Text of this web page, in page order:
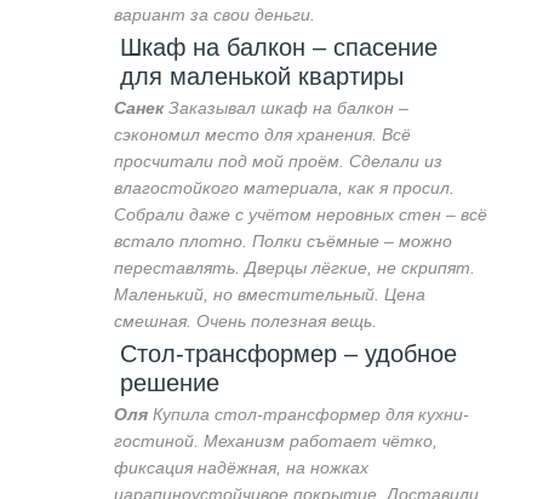
вариант за свои деньги.
Шкаф на балкон – спасение
для маленькой квартиры
Санек Заказывал шкаф на балкон –
сэкономил место для хранения. Всё
просчитали под мой проём. Сделали из
влагостойкого материала, как я просил.
Собрали даже с учётом неровных стен – всё
встало плотно. Полки съёмные – можно
переставлять. Дверцы лёгкие, не скрипят.
Маленький, но вместительный. Цена
смешная. Очень полезная вещь.
Стол-трансформер – удобное
решение
Оля Купила стол-трансформер для кухни-
гостиной. Механизм работает чётко,
фиксация надёжная, на ножках
царапиноустойчивое покрытие. Доставили